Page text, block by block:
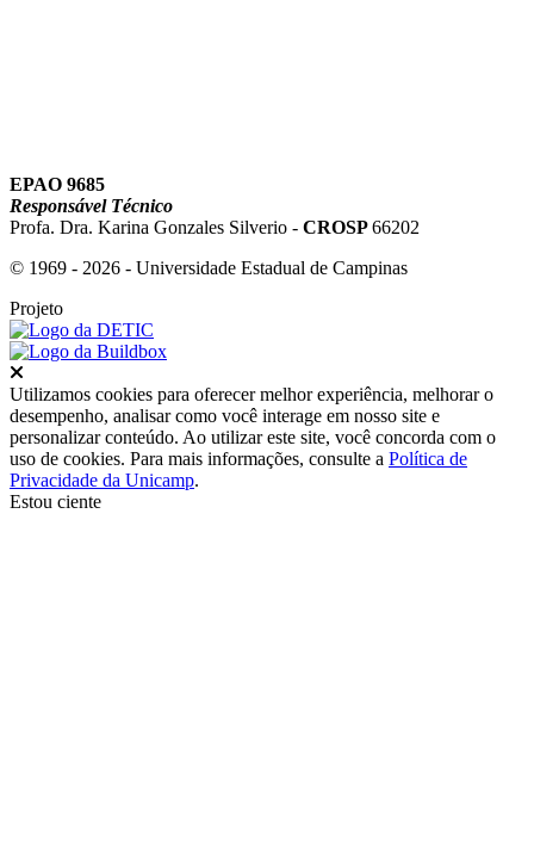
EPAO 9685
Responsável Técnico
Profa. Dra. Karina Gonzales Silverio - CROSP66202
© 1969 - 2026 - Universidade Estadual de Campinas
Projeto
Utilizamos cookies para oferecer melhor experiência, melhorar o
desempenho, analisar como você interage em nosso site e
personalizar conteúdo. Ao utilizar este site, você concorda com o
uso de cookies. Para mais informações, consulte a Política de
Privacidade da Unicamp.
Estou ciente